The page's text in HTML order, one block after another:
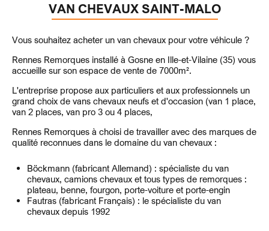
VAN CHEVAUX SAINT-MALO
Vous souhaitez acheter un van chevaux pour votre véhicule ?
Rennes Remorques installé à Gosne en Ille-et-Vilaine (35) vous
accueille sur son espace de vente de 7000m².
L'entreprise propose aux particuliers et aux professionnels un
grand choix de vans chevaux neufs et d'occasion (van 1 place,
van 2 places, van pro 3 ou 4 places,
Rennes Remorques à choisi de travailler avec des marques de
qualité reconnues dans le domaine du van chevaux :
Böckmann (fabricant Allemand) : spécialiste du van
chevaux, camions chevaux et tous types de remorques :
plateau, benne, fourgon, porte-voiture et porte-engin
Fautras (fabricant Français) : le spécialiste du van
chevaux depuis 1992